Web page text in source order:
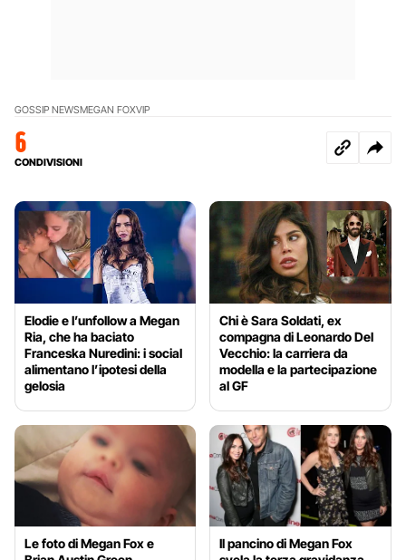
GOSSIP NEWSMEGAN FOXVIP
6
CONDIVISIONI
Elodie e l’unfollow a Megan
Ria, che ha baciato
Franceska Nuredini: i social
alimentano l’ipotesi della
gelosia
Chi è Sara Soldati, ex
compagna di Leonardo Del
Vecchio: la carriera da
modella e la partecipazione
al GF
Le foto di Megan Fox e
Il pancino di Megan Fox